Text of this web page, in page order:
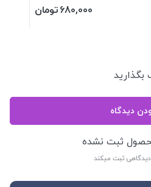
680,000تومان
بگذارید
دیدگاه
ثبت نشده
ثبت میکند